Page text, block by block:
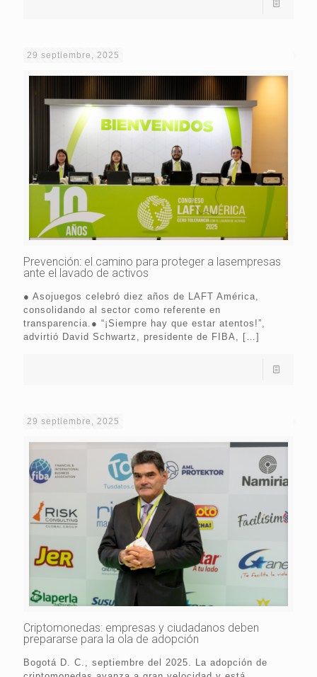
29 septiembre, 2025
Prevención: el camino para proteger a lasempresas
ante el lavado de activos
● Asojuegos celebró diez años de LAFT América,
consolidando al sector como referente en
transparencia.● “¡Siempre hay que estar atentos!”,
advirtió David Schwartz, presidente de FIBA, […]
29 septiembre, 2025
Criptomonedas: empresas y ciudadanos deben
prepararse para la ola de adopción
Bogotá D. C., septiembre del 2025. La adopción de